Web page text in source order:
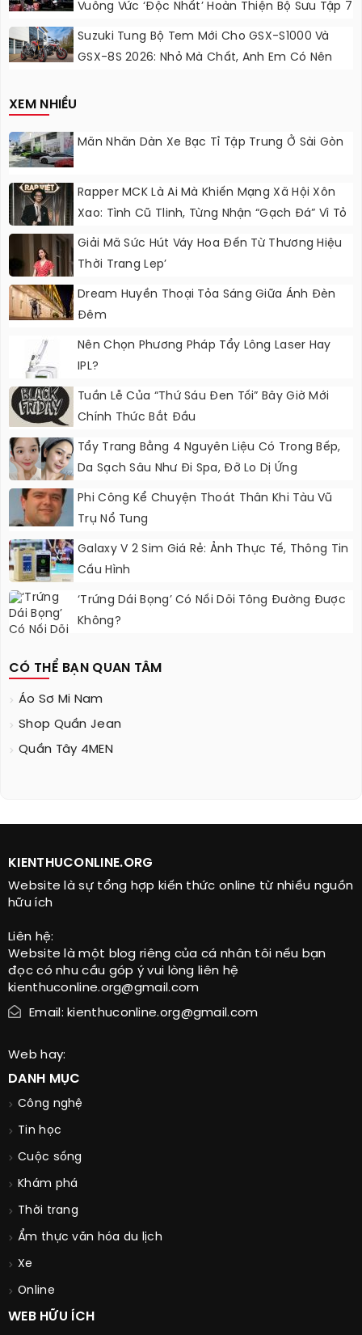
Vuông Vức ‘độc Nhất’ Hoàn Thiện Bộ Sưu Tập 7
Sắc Cầu Vồng
Suzuki Tung Bộ Tem Mới Cho GSX-S1000 Và
GSX-8S 2026: Nhỏ Mà Chất, Anh Em Có Nên
XEM NHIỀU
Mãn Nhãn Dàn Xe Bạc Tỉ Tập Trung Ở Sài Gòn
Rapper MCK Là Ai Mà Khiến Mạng Xã Hội Xôn
Xao: Tình Cũ Tlinh, Từng Nhận “gạch Đá” Vì Tỏ
Thái Độ Với Trường Giang
Giải Mã Sức Hút Váy Hoa Đến Từ Thương Hiệu
Thời Trang Lep’
Dream Huyền Thoại Tỏa Sáng Giữa Ánh Đèn
Đêm
Nên Chọn Phương Pháp Tẩy Lông Laser Hay
IPL?
Tuần Lễ Của “Thứ Sáu Đen Tối” Bây Giờ Mới
Chính Thức Bắt Đầu
Tẩy Trang Bằng 4 Nguyên Liệu Có Trong Bếp,
Da Sạch Sâu Như Đi Spa, Đỡ Lo Dị Ứng
Phi Công Kể Chuyện Thoát Thân Khi Tàu Vũ
Trụ Nổ Tung
Galaxy V 2 Sim Giá Rẻ: Ảnh Thực Tế, Thông Tin
Cấu Hình
‘Trứng Dái Bọng’ Có Nối Dõi Tông Đường Được
Không?
CÓ THỂ BẠN QUAN TÂM
Áo Sơ Mi Nam
Shop Quần Jean
Quần Tây 4MEN
KIENTHUCONLINE.ORG
Website là sự tổng hợp kiến thức online từ nhiều nguồn
hữu ích
Liên hệ:
Website là một blog riêng của cá nhân tôi nếu bạn
đọc có nhu cầu góp ý vui lòng liên hệ
kienthuconline.org@gmail.com
Email: kienthuconline.org@gmail.com
Web hay:
DANH MỤC
Công nghệ
Tin học
Cuộc sống
Khám phá
Thời trang
Ẩm thực văn hóa du lịch
Xe
Online
WEB HỮU ÍCH